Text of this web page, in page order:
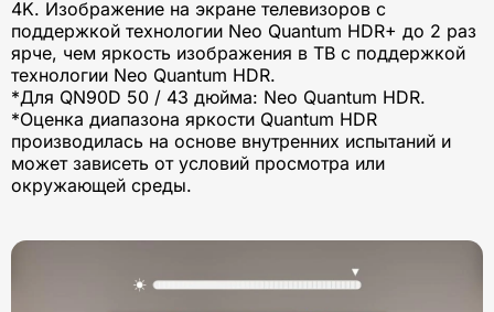
4K. Изображение на экране телевизоров с
поддержкой технологии Neo Quantum HDR+ до 2 раз
ярче, чем яркость изображения в ТВ с поддержкой
технологии Neo Quantum HDR.
*Для QN90D 50 / 43 дюйма: Neo Quantum HDR.
*Оценка диапазона яркости Quantum HDR
производилась на основе внутренних испытаний и
может зависеть от условий просмотра или
окружающей среды.